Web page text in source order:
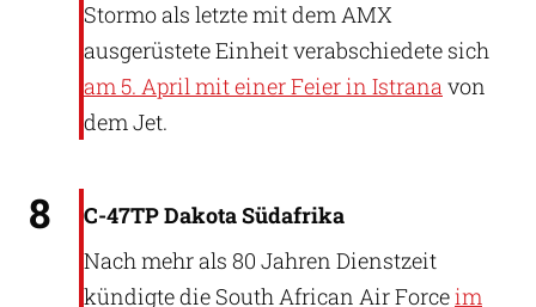
Stormo als letzte mit dem AMX
ausgerüstete Einheit verabschiedete sich
am 5. April mit einer Feier in Istranavon
dem Jet.
8
C-47TP Dakota Südafrika
Nach mehr als 80 Jahren Dienstzeit
kündigte die South African Air Forceim